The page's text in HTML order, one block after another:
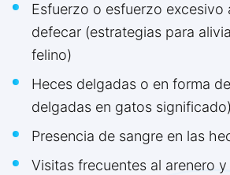
Esfuerzo o esfuerzo excesivo
defecar (estrategias para
felino)
Heces delgadas o en forma
delgadas en gatos significado)
Presencia de sangre en las
Visitas frecuentes al arenero